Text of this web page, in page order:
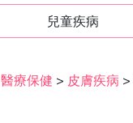
兒童疾病
醫療保健 > 皮膚疾病 >